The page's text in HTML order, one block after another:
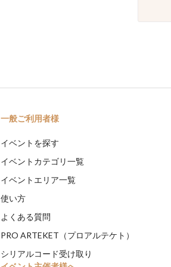
一般ご利用者様
イベントを探す
イベントカテゴリ一覧
イベントエリア一覧
使い方
よくある質問
PRO ARTEKET（プロアルテケト）
シリアルコード受け取り